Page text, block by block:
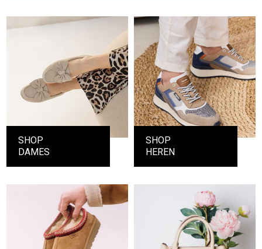
SHOP
DAMES
SHOP
HEREN